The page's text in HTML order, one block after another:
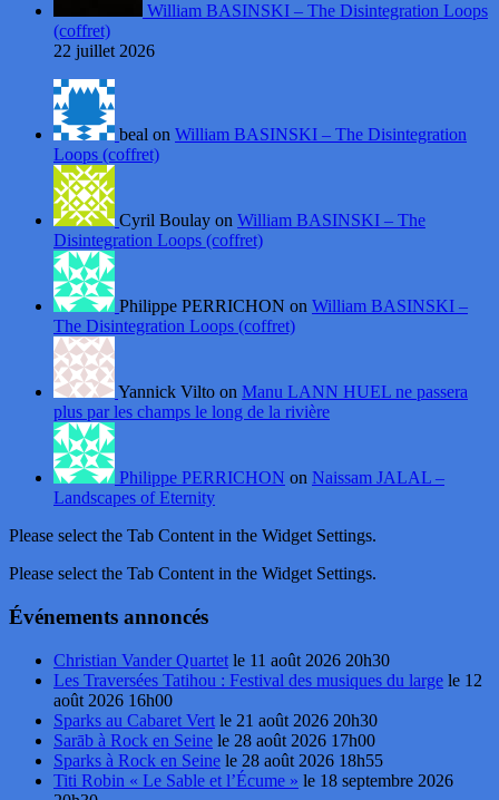
William BASINSKI – The Disintegration Loops
(coffret)
22 juillet 2026
beal on William BASINSKI – The Disintegration
Loops (coffret)
Cyril Boulay on William BASINSKI – The
Disintegration Loops (coffret)
Philippe PERRICHON on William BASINSKI –
The Disintegration Loops (coffret)
Yannick Vilto on Manu LANN HUEL ne passera
plus par les champs le long de la rivière
Philippe PERRICHON on Naissam JALAL –
Landscapes of Eternity
Please select the Tab Content in the Widget Settings.
Please select the Tab Content in the Widget Settings.
Événements annoncés
Christian Vander Quartet le 11 août 2026 20h30
Les Traversées Tatihou : Festival des musiques du large le 12
août 2026 16h00
Sparks au Cabaret Vert le 21 août 2026 20h30
Sarāb à Rock en Seine le 28 août 2026 17h00
Sparks à Rock en Seine le 28 août 2026 18h55
Titi Robin « Le Sable et l’Écume » le 18 septembre 2026